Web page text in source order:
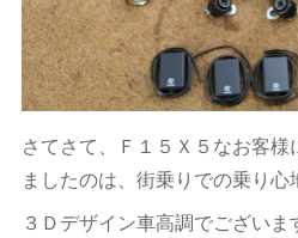
さてさて、Ｆ１５Ｘ５なお客
ましたのは、街乗りでの乗り心
３Ｄデザイン車高調でございま